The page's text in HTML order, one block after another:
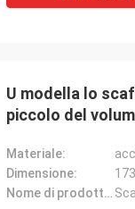
U modella lo
piccolo del
Materiale:
Dimensione:
Nome di prodotto: